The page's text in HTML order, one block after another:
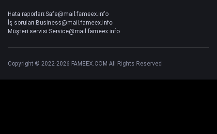
Hata raporları:Safe@mail.fameex.info
İş soruları:Business@mail.fameex.info
Müşteri servisi:Service@mail.fameex.info
Copyright © 2022-2026 FAMEEX.COM All Rights Reserved